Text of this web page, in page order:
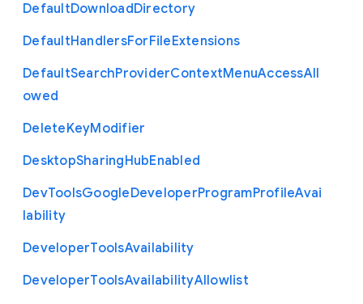
DefaultDownloadDirectory
DefaultHandlersForFileExtensions
DefaultSearchProviderContextMenuAccessAll
owed
DeleteKeyModifier
DesktopSharingHubEnabled
DevToolsGoogleDeveloperProgramProfileAvai
lability
DeveloperToolsAvailability
DeveloperToolsAvailabilityAllowlist